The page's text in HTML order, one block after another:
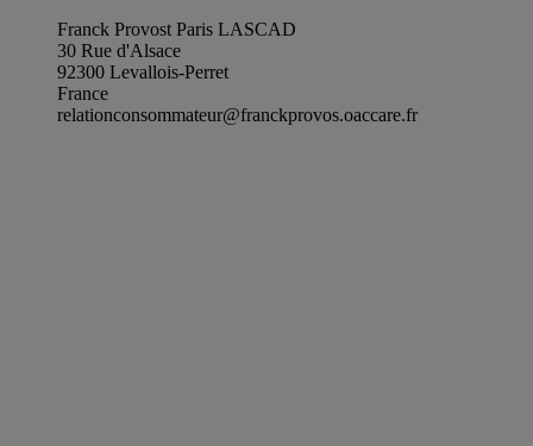
Franck Provost Paris LASCAD
30 Rue d'Alsace
92300 Levallois-Perret
France
relationconsommateur@franckprovos.oaccare.fr